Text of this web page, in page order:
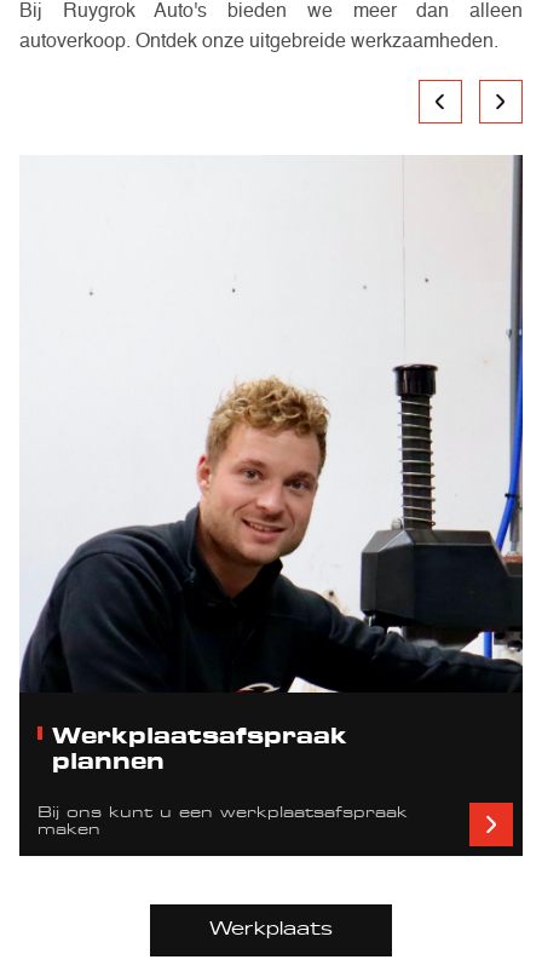
Bij Ruygrok Auto's bieden we meer dan alleen
autoverkoop. Ontdek onze uitgebreide werkzaamheden.
Werkplaatsafspraak
plannen
Bij ons kunt u een werkplaatsafspraak
maken
Werkplaats